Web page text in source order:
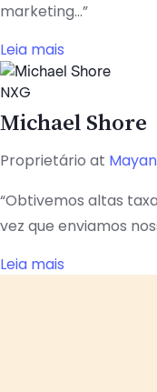
marketing...”
Leia mais
NXG
Michael Shore
Proprietário at
“Obtivemos altas
vez que enviamos
Leia mais